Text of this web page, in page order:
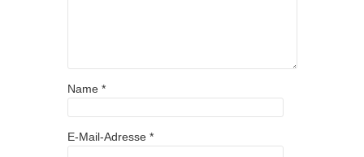
Name *
E-Mail-Adresse *